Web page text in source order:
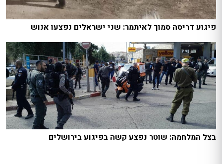
פיגוע דריסה סמוך לאיתמר: שני ישראלים נפצעו אנוש
בצל המלחמה: שוטר נפצע קשה בפיגוע בירושלים